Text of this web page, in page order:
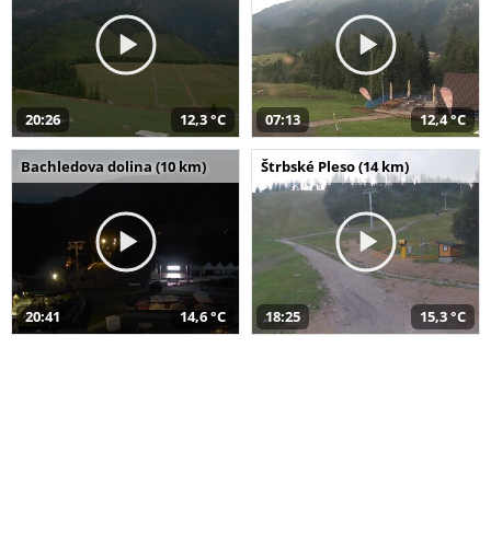
20:26 12,3 °C 07:13 12,4 °C
Bachledova dolina (10 km)
20:41 14,6 °C
Štrbské Pleso (14 km)
18:25 15,3 °C